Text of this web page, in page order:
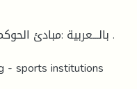
بالـــعربية :مبادئ
- sports institutions